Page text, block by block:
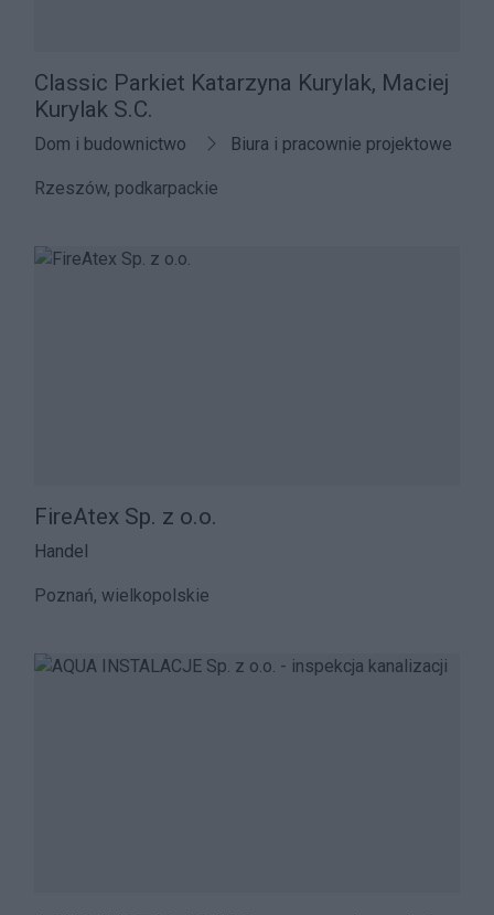
Classic Parkiet Katarzyna Kurylak, Maciej
Kurylak S.C.
Dom i budownictwo Biura i pracownie projektowe
Rzeszów, podkarpackie
FireAtex Sp. z o.o.
Handel
Poznań, wielkopolskie